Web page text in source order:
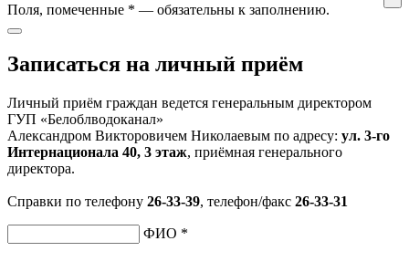
Поля, помеченные * — обязательны к заполнению.
Записаться на личный приём
Личный приём граждан ведется генеральным директором
ГУП «Белоблводоканал»
Александром Викторовичем Николаевым по адресу: ул. 3-го
Интернационала 40, 3 этаж, приёмная генерального
директора.
Справки по телефону 26-33-39, телефон/факс 26-33-31
ФИО *